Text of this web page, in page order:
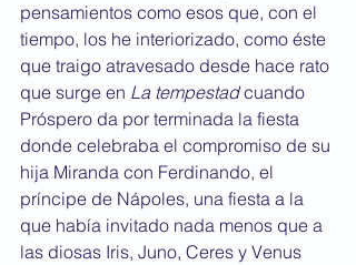
pensamientos como esos que, con el
tiempo, los he interiorizado, como éste
que traigo atravesado desde hace rato
que surge en La tempestad cuando
Próspero da por terminada la fiesta
donde celebraba el compromiso de su
hija Miranda con Ferdinando, el
príncipe de Nápoles, una fiesta a la
que había invitado nada menos que a
las diosas Iris, Juno, Ceres y Venus